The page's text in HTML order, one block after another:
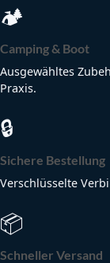
🏕
Camping & Boot
Ausgewähltes
Praxis.
🔒
Sichere Bestellung
Verschlüsselte
📦
Schneller Versand